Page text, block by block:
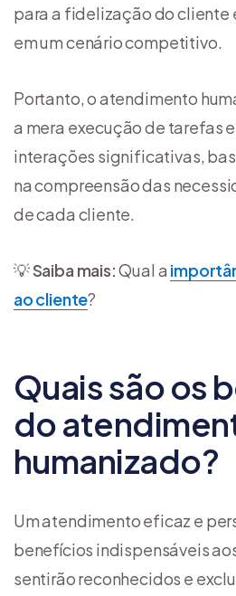
para a fidelização do cliente
em um cenário competitivo.
Portanto, o atendimento
a mera execução de tarefas
interações significativas,
na compreensão das
de cada cliente.
💡Saiba mais:Qual a
ao cliente?
Quais são os
do
humanizado?
Um atendimento eficaz e
benefícios indispensáveis
sentirão reconhecidos e